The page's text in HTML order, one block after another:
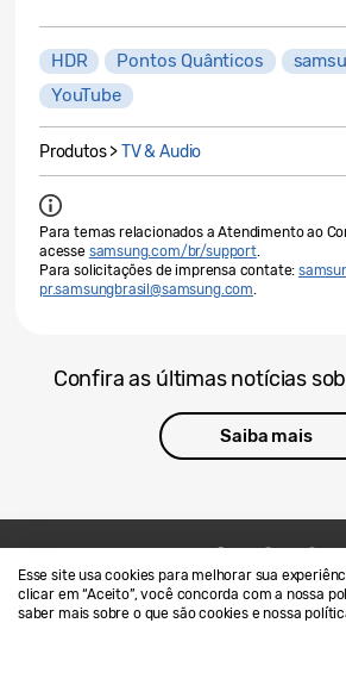
Esse site usa cookies para melhorar sua
clicar em “Aceito”, você concorda com a nossa
saber mais sobre o que são cookies e nossa
HDR Pontos Quânticos
YouTube
Produtos >TV & Audio
Para temas relacionados a Atendimento ao
acesse samsung.com/br/support.
Para solicitações de imprensa contate:
pr.samsungbrasil@samsung.com.
Confira as últimas notícias
Saiba mais
Contato
Termos de Uso
Privacidade e